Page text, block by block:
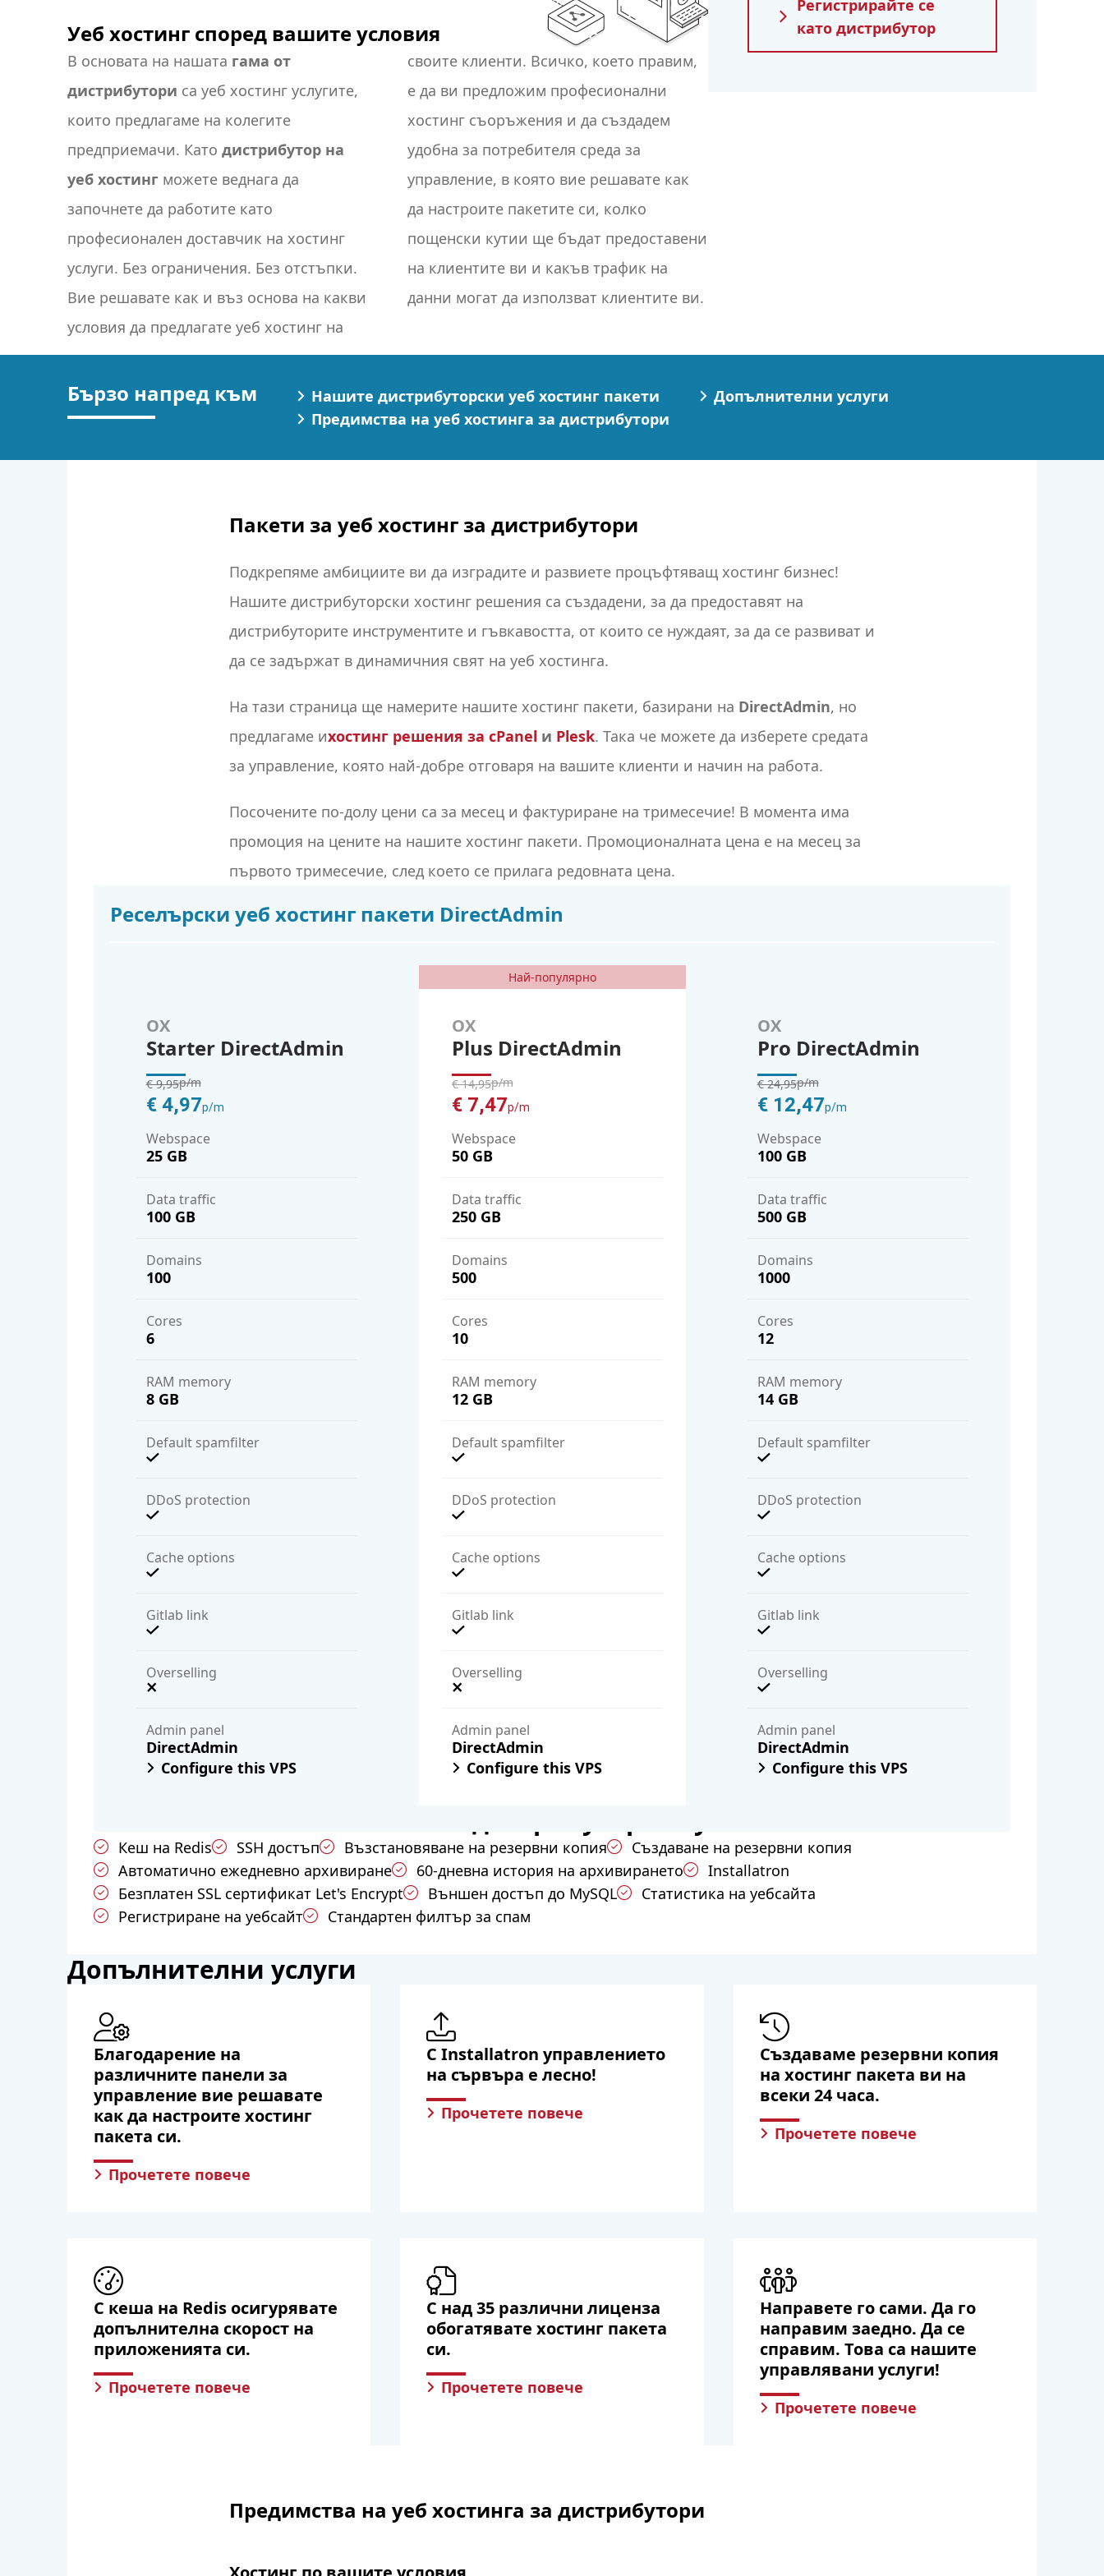
Уеб хостинг според вашите условия
В основата на нашата гама от
дистрибутори са уеб хостинг услугите,
които предлагаме на колегите
предприемачи. Като дистрибутор на
уеб хостинг можете веднага да
започнете да работите като
професионален доставчик на хостинг
услуги. Без ограничения. Без отстъпки.
Вие решавате как и въз основа на какви
условия да предлагате уеб хостинг на
своите клиенти. Всичко, което правим,
е да ви предложим професионални
хостинг съоръжения и да създадем
удобна за потребителя среда за
управление, в която вие решавате как
да настроите пакетите си, колко
пощенски кутии ще бъдат предоставени
на клиентите ви и какъв трафик на
данни могат да използват клиентите ви.
Регистрирайте се
като дистрибутор
Бързо напред към Нашите дистрибуторски уеб хостинг пакети
Допълнителни услуги
Предимства на уеб хостинга за дистрибутори
Пакети за уеб хостинг за дистрибутори
Подкрепяме амбициите ви да изградите и развиете процъфтяващ хостинг бизнес!
Нашите дистрибуторски хостинг решения са създадени, за да предоставят на
дистрибуторите инструментите и гъвкавостта, от които се нуждаят, за да се развиват и
да се задържат в динамичния свят на уеб хостинга.
На тази страница ще намерите нашите хостинг пакети, базирани на DirectAdmin, но
предлагаме ихостинг решения за cPanel и Plesk. Така че можете да изберете средата
за управление, която най-добре отговаря на вашите клиенти и начин на работа.
Посочените по-долу цени са за месец и фактуриране на тримесечие! В момента има
промоция на цените на нашите хостинг пакети. Промоционалната цена е на месец за
първото тримесечие, след което се прилага редовната цена.
Реселърски уеб хостинг пакети DirectAdmin
OX
Starter DirectAdmin
€ 9,95p/m
€ 4,97p/m
Webspace
25 GB
Data traffic
100 GB
domains
100
cores
6
RAM memory
8 GB
Default spamfilter
DDoS protection
Cache options
Gitlab link
Overselling
Admin panel
DirectAdmin
Configure this VPS
Най-популярно
OX
Plus DirectAdmin
€ 14,95p/m
€ 7,47p/m
Webspace
50 GB
Data traffic
250 GB
domains
500
cores
10
RAM memory
12 GB
Default spamfilter
DDoS protection
Cache options
Gitlab link
Overselling
Admin panel
DirectAdmin
Configure this VPS
OX
Pro DirectAdmin
€ 24,95p/m
€ 12,47p/m
Webspace
100 GB
Data traffic
500 GB
domains
1000
cores
12
RAM memory
14 GB
Default spamfilter
DDoS protection
Cache options
Gitlab link
Overselling
Admin panel
DirectAdmin
Configure this VPS
Кеш на Redis SSH достъп Възстановяване на резервни копия
Създаване на резервни копия
Автоматично ежедневно архивиране
60-дневна история на архивирането
Installatron
Безплатен SSL сертификат Let's Encrypt
Външен достъп до MySQL
Статистика на уебсайта
Регистриране на уебсайт
Стандартен филтър за спам
Допълнителни услуги
Благодарение на
различните панели за
управление вие решавате
как да настроите хостинг
пакета си.
Прочетете повече
С Installatron управлението
на сървъра е лесно!
Прочетете повече
Създаваме резервни копия
на хостинг пакета ви на
всеки 24 часа.
Прочетете повече
С кеша на Redis осигурявате
допълнителна скорост на
приложенията си.
Прочетете повече
С над 35 различни лиценза
обогатявате хостинг пакета
си.
Прочетете повече
Направете го сами. Да го
направим заедно. Да се
справим. Това са нашите
управлявани услуги!
Прочетете повече
Предимства на уеб хостинга за дистрибутори